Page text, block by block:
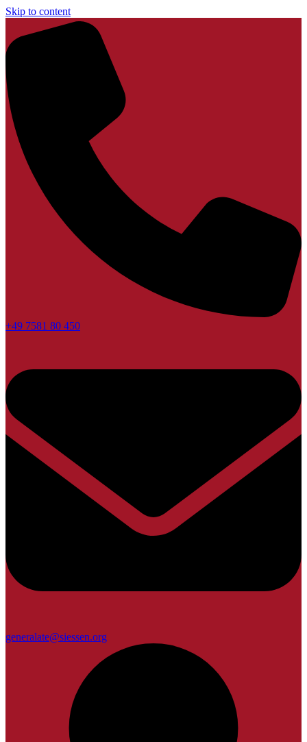
Skip to content
+49 7581 80 450
generalate@siessen.org